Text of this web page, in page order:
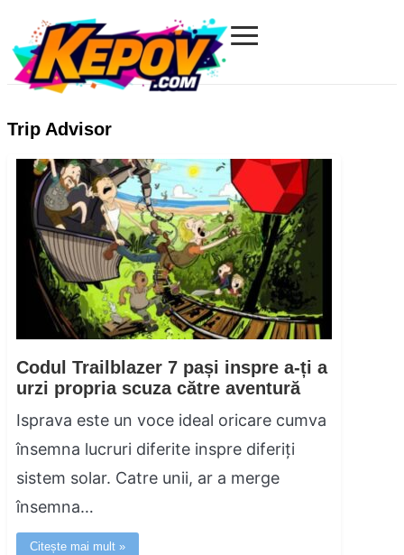
Kepov.com
≡
Trip Advisor
Codul Trailblazer 7 pași inspre a-ți a
urzi propria scuza către aventură
Isprava este un voce ideal oricare cumva
însemna lucruri diferite inspre diferiți
sistem solar. Catre unii, ar a merge
însemna…
Citește mai mult »